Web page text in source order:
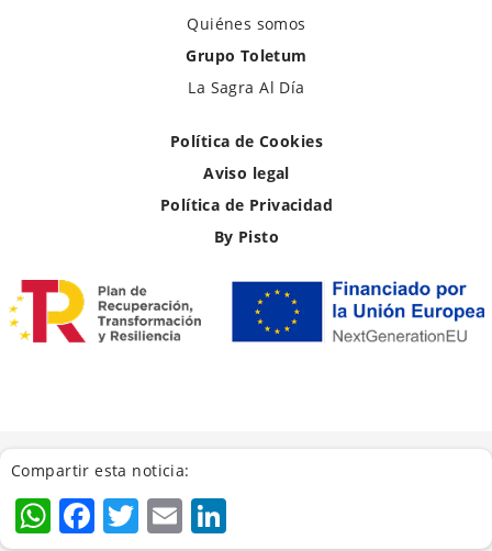
Quiénes somos
Grupo Toletum
La Sagra Al Día
Política de Cookies
Aviso legal
Política de Privacidad
By Pisto
Compartir esta noticia:
WhatsApp
Facebook
Twitter
Email